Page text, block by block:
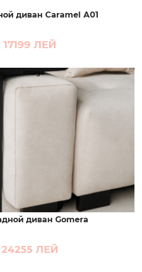
диван Caramel А01
17199 ЛЕЙ
диван Gomera
24255 ЛЕЙ